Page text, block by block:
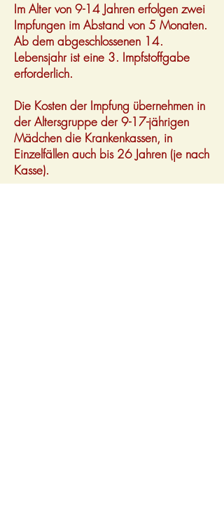
Im Alter von 9-14 Jahren erfolgen zwei
Impfungen im Abstand von 5 Monaten.
Ab dem abgeschlossenen 14.
Lebensjahr ist eine 3. Impfstoffgabe
erforderlich.
Die Kosten der Impfung übernehmen in
der Altersgruppe der 9-17-jährigen
Mädchen die Krankenkassen, in
Einzelfällen auch bis 26 Jahren (je nach
Kasse).